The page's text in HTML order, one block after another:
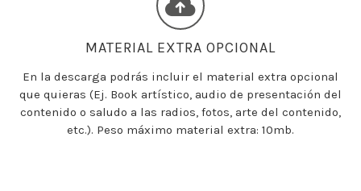
MATERIAL EXTRA OPCIONAL
En la descarga podrás incluir el material extra opcional
que quieras (Ej. Book artístico, audio de presentación del
contenido o saludo a las radios, fotos, arte del contenido,
etc.). Peso máximo material extra: 10mb.